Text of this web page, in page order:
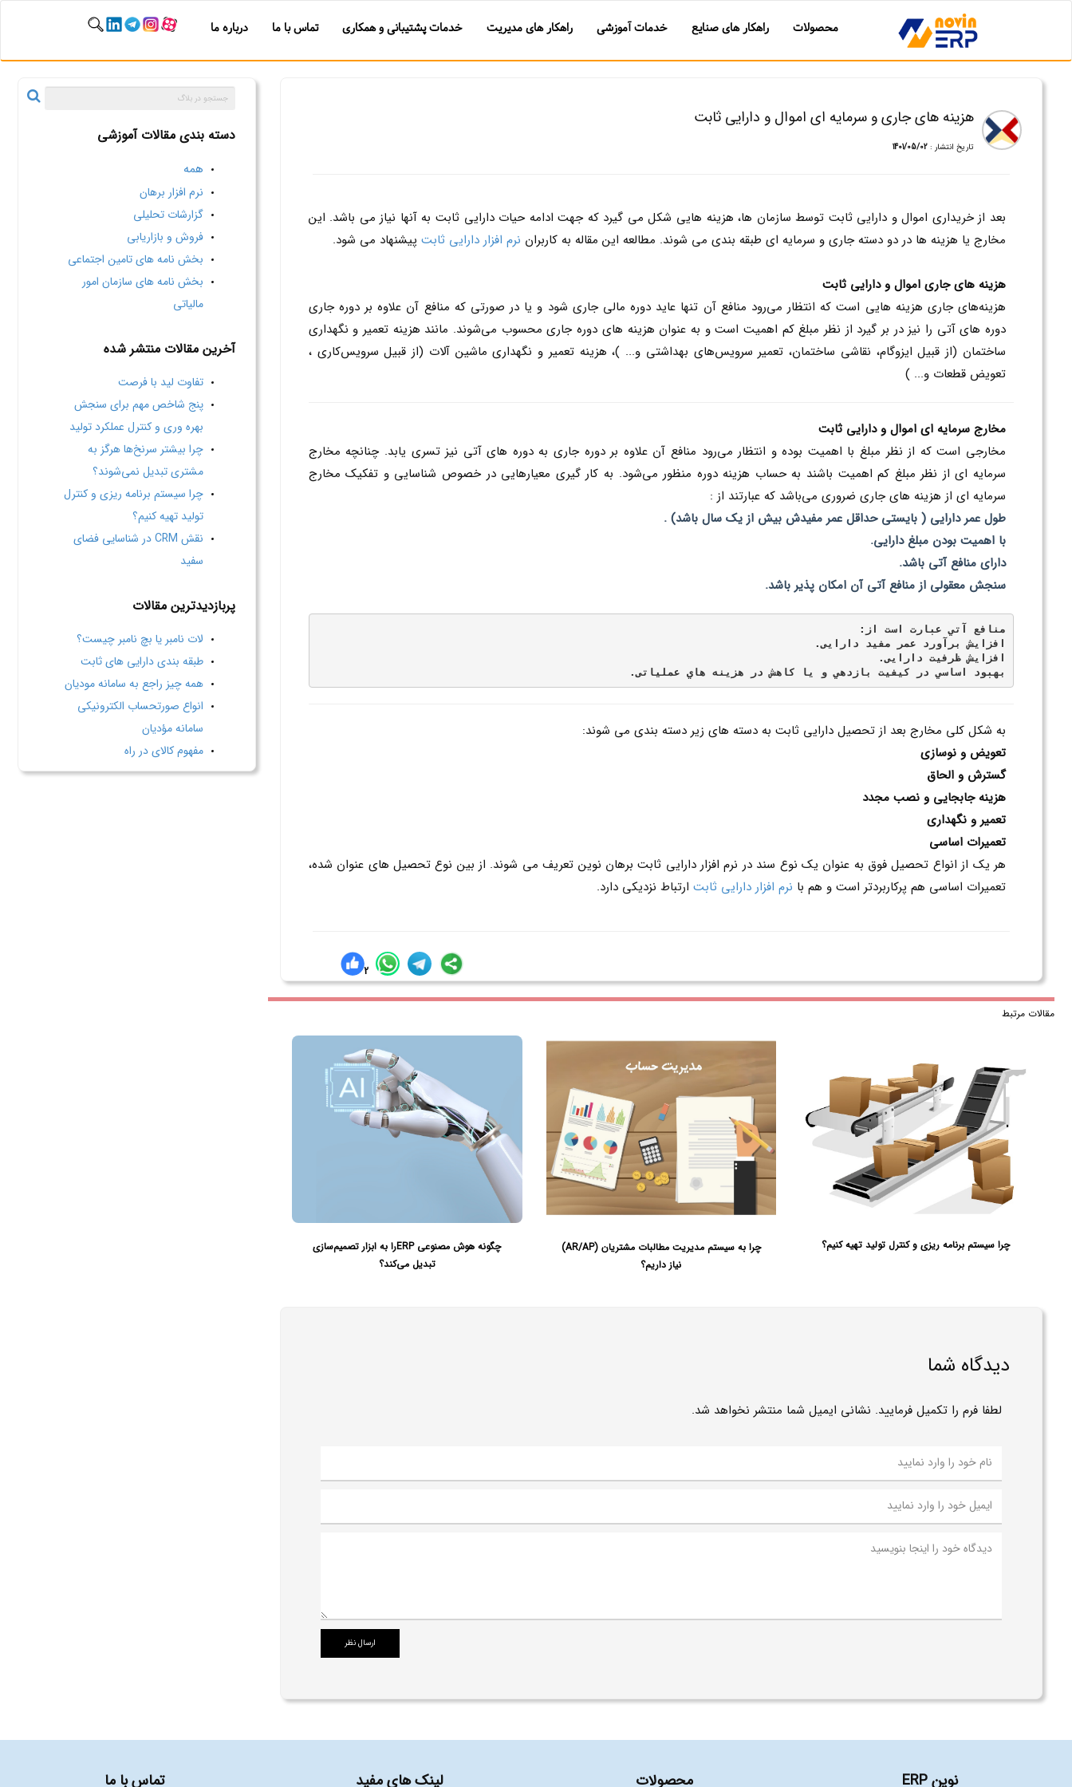
محصولات راهکار های صنایع خدمات آموزشی راهکار های مدیریت خدمات پشتیبانی و همکاری تماس با ما درباره ما
دسته بندی مقالات آموزشی
همه
نرم افزار برهان
گزارشات تحلیلی
فروش و بازاریابی
بخش نامه های تامین اجتماعی
بخش نامه های سازمان امور
مالیاتی
آخرین مقالات منتشر شده
تفاوت لید با فرصت
پنج شاخص مهم برای سنجش
بهره وری و کنترل عملکرد تولید
چرا بیشتر سرنخ‌ها هرگز به
مشتری تبدیل نمی‌شوند؟
چرا سیستم برنامه ریزی و کنترل
تولید تهیه کنیم؟
نقش CRM در شناسایی فضای
سفید
پربازدیدترین مقالات
لات نامبر یا بچ نامبر چیست؟
طبقه بندی دارایی های ثابت
همه چیز راجع به سامانه مودیان
انواع صورتحساب الکترونیکی
سامانه مؤدیان
مفهوم کالای در راه
هزینه های جاری و سرمایه ای اموال و دارایی ثابت
تاریخ انتشار : 1401/05/02
بعد از خریداری اموال و دارایی ثابت توسط سازمان ها، هزینه هایی شکل می گیرد که جهت ادامه حیات دارایی ثابت به آنها نیاز می باشد. این
مخارج یا هزینه ها در دو دسته جاری و سرمایه ای طبقه بندی می شوند. مطالعه این مقاله به کاربران نرم افزار دارایی ثابت پیشنهاد می شود.
هزينه هاي جاري اموال و دارایی ثابت
هزینه‌های جاری هزینه هایی است که انتظار می‌رود منافع آن تنها عايد دوره مالی جاري شود و يا در صورتی که منافع آن علاوه بر دوره جاري
دوره هاي آتي را نيز در بر گيرد از نظر مبلغ کم اهميت است و به عنوان هزينه هاي دوره جاري محسوب می‌شوند. مانند هزينه تعمير و نگهداری
ساختمان (از قبيل ايزوگام، نقاشي ساختمان، تعمير سرویس‌های بهداشتي و... )، هزينه تعمير و نگهداري ماشين آلات (از قبيل سرویس‌کاری ،
تعويض قطعات و... )
مخارج سرمایه ای اموال و دارایی ثابت
مخارجي است که از نظر مبلغ با اهميت بوده و انتظار می‌رود منافع آن علاوه بر دوره جاري به دوره هاي آتي نيز تسري يابد. چنانچه مخارج
سرمايه اي از نظر مبلغ کم اهميت باشند به حساب هزينه دوره منظور می‌شود. به کار گیری معيارهايي در خصوص شناسايي و تفكيك مخارج
سرمايه اي از هزينه هاي جاري ضروري می‌باشد که عبارتند از :
طول عمر دارايي ( بايستي حداقل عمر مفيدش بيش از يك سال باشد) .
با اهميت بودن مبلغ دارايی.
داراي منافع آتي باشد.
سنجش معقولي از منافع آتي آن امكان پذير باشد.
منافع آتي عبارت است از:
افزايش برآورد عمر مفيد دارايی.
افزايش ظرفيت دارايی.
بهبود اساسي در کیفیت بازدهي و يا کاهش در هزينه هاي عملياتی.
به شکل کلی مخارج بعد از تحصیل دارایی ثابت به دسته های زیر دسته بندی می شوند:
تعویض و نوسازی
گسترش و الحاق
هزینه جابجایی و نصب مجدد
تعمیر و نگهداری
تعمیرات اساسی
هر یک از انواع تحصیل فوق به عنوان یک نوع سند در نرم افزار دارایی ثابت برهان نوین تعریف می شوند. از بین نوع تحصیل های عنوان شده،
تعمیرات اساسی هم پرکاربردتر است و هم با نرم افزار دارایی ثابت ارتباط نزدیکی دارد.
2
مقالات مرتبط
چرا سیستم برنامه ریزی و کنترل تولید تهیه کنیم؟
چرا به سیستم مدیریت مطالبات مشتریان (AR/AP)
نیاز داریم؟
چگونه هوش مصنوعی ERPرا به ابزار تصمیم‌سازی
تبدیل می‌کند؟
دیدگاه شما
لطفا فرم را تکمیل فرمایید. نشانی ایمیل شما منتشر نخواهد شد.
تماس با ما لینک های مفید محصولات نوین ERP